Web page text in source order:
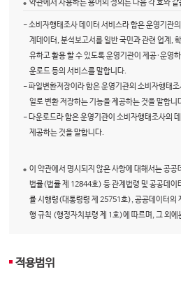
약관에서 사용하는 용어의 정의는 다음 각 호와 같
- 소비자행태조사 데이터 서비스라 함은 운영기관
계데이터, 분석보고서를 일반 국민과 관련 업계,
유하고 활용 할 수 있도록 운영기관이 제공·운영
운로드 등의 서비스를 말합니다.
- 파일변환저장이라 함은 운영기관의 소비자행태
일로 변환 저장하는 기능을 제공하는 것을 말합니
- 다운로드라 함은 운영기관이 소비자행태조사의
제공하는 것을 말합니다.
이 약관에서 명시되지 않은 사항에 대해서는 공
법률(법률 제 12844호) 등 관계법령 및 공공데이
률 시행령(대통령령 제 25751호), 공공데이터의
행 규칙 (행정자치부령 제 1호)에 따르며, 그 외에
적용범위